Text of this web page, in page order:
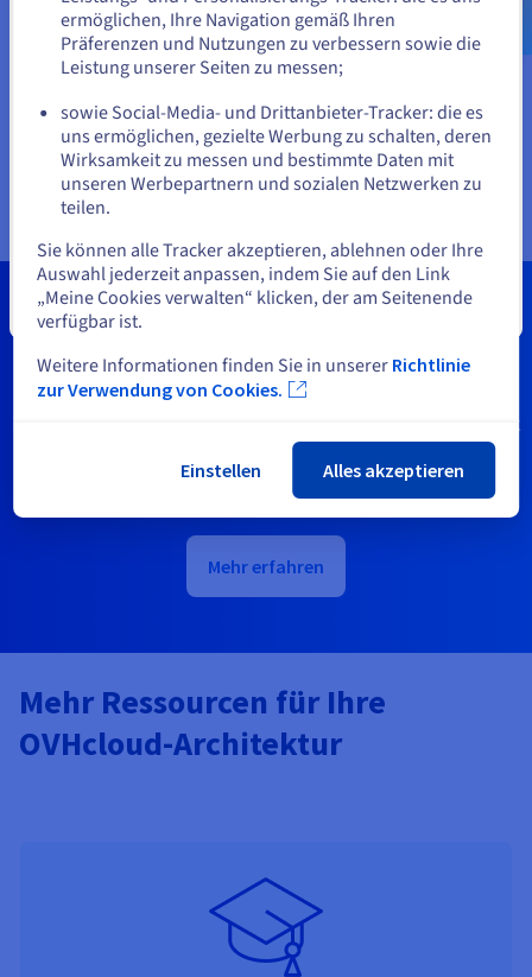
entwerfen, zu visualisieren und zu verwalten, um so die
Produktivität zu steigern und ihre Workflows
aufeinander abzustimmen.
Zur Website
SaaS
OVHcloud Zertifizierungen
Unsere für Partner (SIs, MSPs und MSSPs) entwickelten
Zertifizierungsschulungsprogramme helfen Ihnen,
Fachwissen aufzubauen und Ihre Fähigkeiten im Hinblick
auf die Technologien von OVHcloud zu validieren.
Stärken Sie Ihr Angebot und heben Sie sich vom Cloud-
Ökosystem ab.
Mehr erfahren
Mehr Ressourcen für Ihre
OVHcloud-Architektur
us.ovhcloud.com/ Englisch USD - $
oder
Auf der aktuellen Website bleiben
Eine andere Website wählen
Schließen
ermöglichen, Ihre Navigation gemäß Ihren
Präferenzen und Nutzungen zu verbessern sowie die
Leistung unserer Seiten zu messen;
sowie Social-Media- und Drittanbieter-Tracker: die es
uns ermöglichen, gezielte Werbung zu schalten, deren
Wirksamkeit zu messen und bestimmte Daten mit
unseren Werbepartnern und sozialen Netzwerken zu
teilen.
Sie können alle Tracker akzeptieren, ablehnen oder Ihre
Auswahl jederzeit anpassen, indem Sie auf den Link
„Meine Cookies verwalten“ klicken, der am Seitenende
verfügbar ist.
Weitere Informationen finden Sie in unserer Richtlinie
zur Verwendung von Cookies.
Einstellen Alles akzeptieren